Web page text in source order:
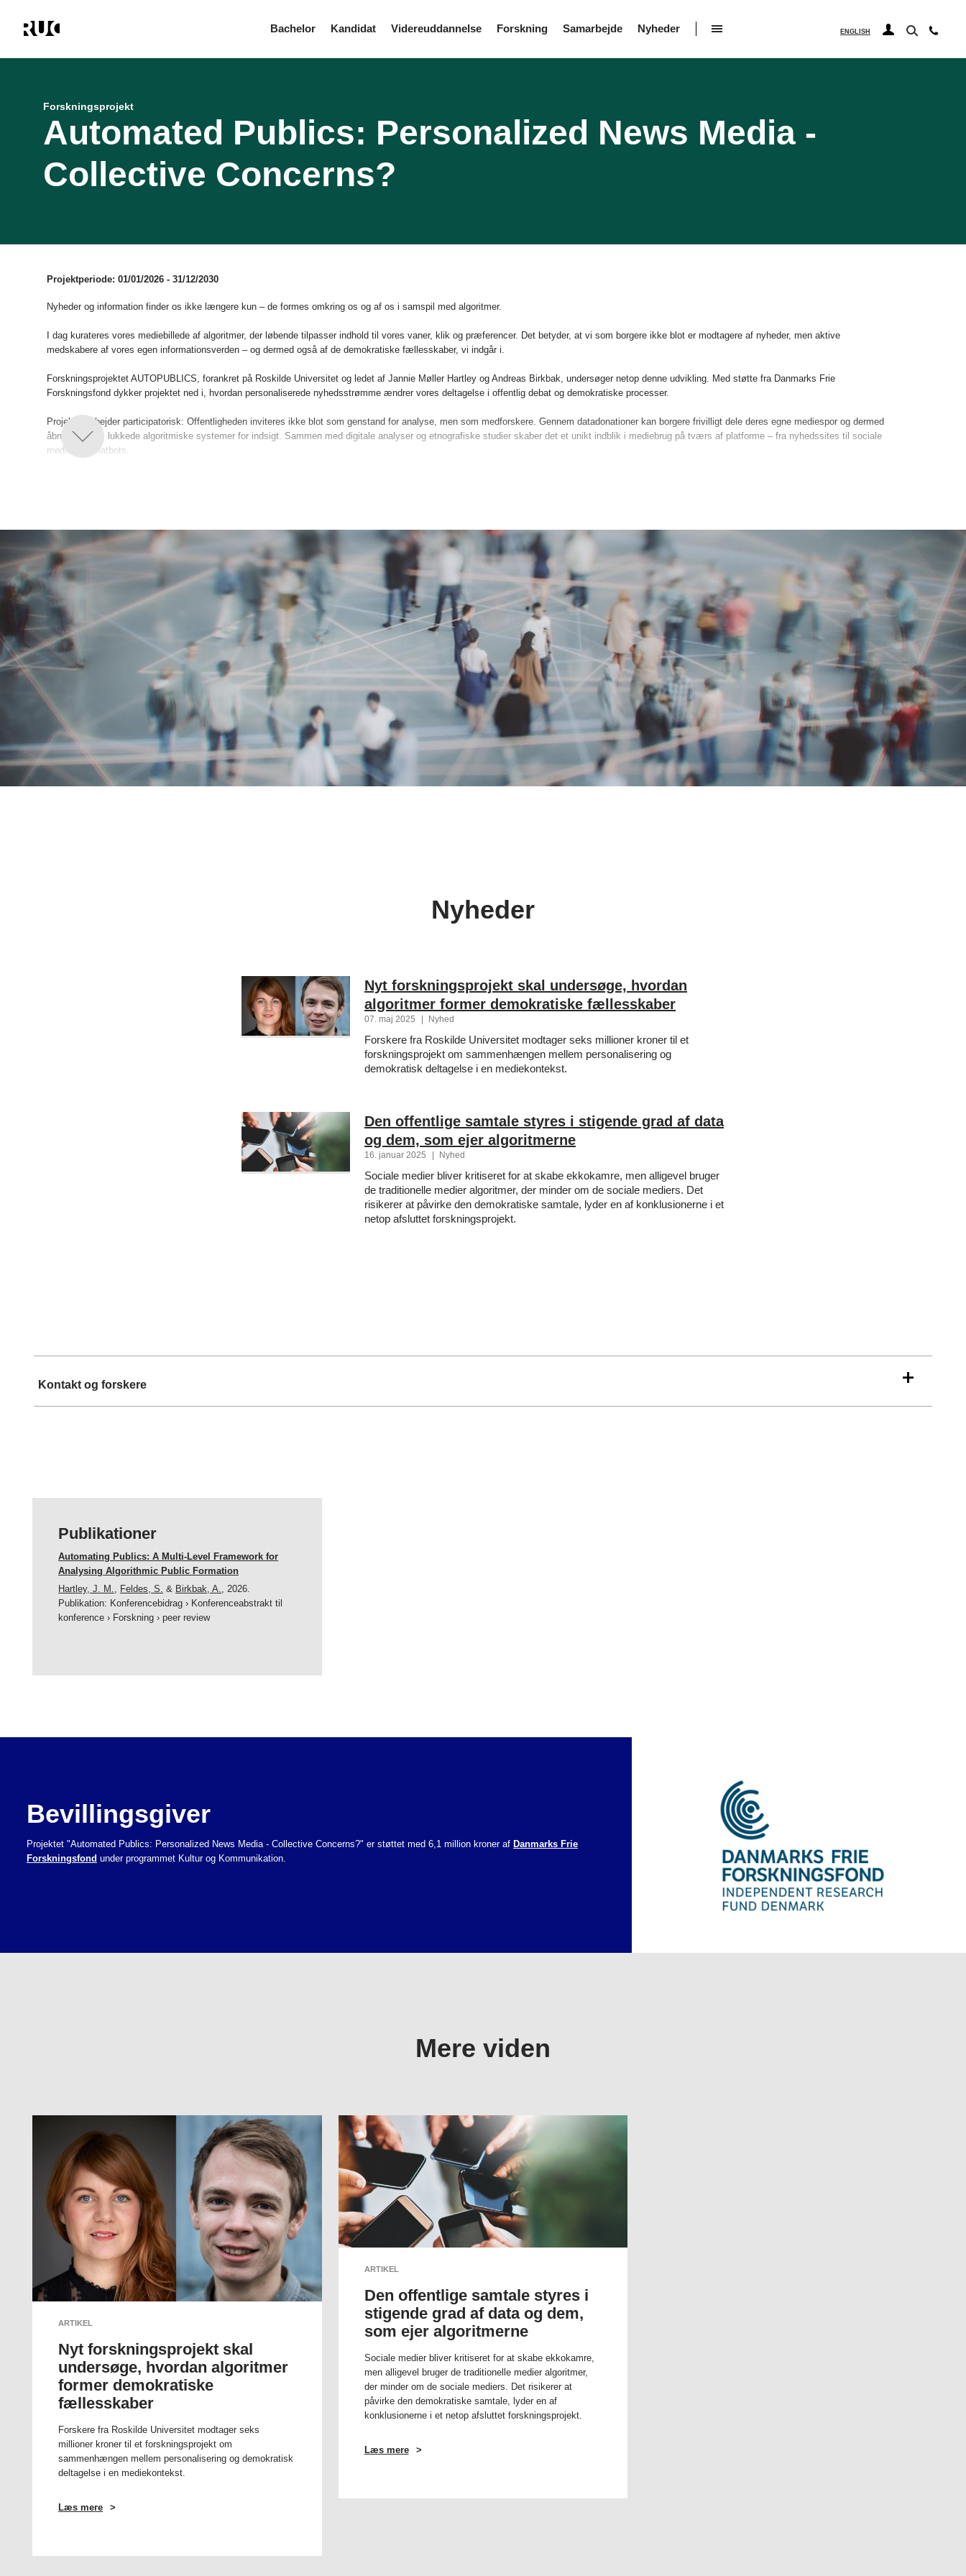
Bachelor Kandidat Videreuddannelse Forskning Samarbejde Nyheder ENGLISH
Forskningsprojekt
Automated Publics: Personalized News Media -
Collective Concerns?
Projektperiode: 01/01/2026 - 31/12/2030
Nyheder og information finder os ikke længere kun – de formes omkring os og af os i samspil med algoritmer.
I dag kurateres vores mediebillede af algoritmer, der løbende tilpasser indhold til vores vaner, klik og præferencer. Det betyder, at vi som borgere ikke blot er modtagere af nyheder, men aktive
medskabere af vores egen informationsverden – og dermed også af de demokratiske fællesskaber, vi indgår i.
Forskningsprojektet AUTOPUBLICS, forankret på Roskilde Universitet og ledet af Jannie Møller Hartley og Andreas Birkbak, undersøger netop denne udvikling. Med støtte fra Danmarks Frie
Forskningsfond dykker projektet ned i, hvordan personaliserede nyhedsstrømme ændrer vores deltagelse i offentlig debat og demokratiske processer.
Projektet arbejder participatorisk: Offentligheden inviteres ikke blot som genstand for analyse, men som medforskere. Gennem datadonationer kan borgere frivilligt dele deres egne mediespor og dermed
åbne de ellers lukkede algoritmiske systemer for indsigt. Sammen med digitale analyser og etnografiske studier skaber det et unikt indblik i mediebrug på tværs af platforme – fra nyhedssites til sociale
medier og chatbots.
Nyheder
Nyt forskningsprojekt skal undersøge, hvordan
algoritmer former demokratiske fællesskaber
07. maj 2025 Nyhed
Forskere fra Roskilde Universitet modtager seks millioner kroner til et
forskningsprojekt om sammenhængen mellem personalisering og
demokratisk deltagelse i en mediekontekst.
Den offentlige samtale styres i stigende grad af data
og dem, som ejer algoritmerne
16. januar 2025 Nyhed
Sociale medier bliver kritiseret for at skabe ekkokamre, men alligevel bruger
de traditionelle medier algoritmer, der minder om de sociale mediers. Det
risikerer at påvirke den demokratiske samtale, lyder en af konklusionerne i et
netop afsluttet forskningsprojekt.
Kontakt og forskere
Publikationer
Automating Publics: A Multi-Level Framework for
Analysing Algorithmic Public Formation
Hartley, J. M., Feldes, S. & Birkbak, A.,2026.
Publikation: Konferencebidrag › Konferenceabstrakt til
konference › Forskning ›peer review
Bevillingsgiver
Projektet "Automated Publics: Personalized News Media - Collective Concerns?" er støttet med 6,1 million kroner af Danmarks Frie
Forskningsfond under programmet Kultur og Kommunikation.
Mere viden
ARTIKEL
Nyt forskningsprojekt skal
undersøge, hvordan algoritmer
former demokratiske
fællesskaber
Forskere fra Roskilde Universitet modtager seks
millioner kroner til et forskningsprojekt om
sammenhængen mellem personalisering og demokratisk
deltagelse i en mediekontekst.
Læs mere OM
ALGORITMER
ARTIKEL
Den offentlige samtale styres i
stigende grad af data og dem,
som ejer algoritmerne
Sociale medier bliver kritiseret for at skabe ekkokamre,
men alligevel bruger de traditionelle medier algoritmer,
der minder om de sociale mediers. Det risikerer at
påvirke den demokratiske samtale, lyder en af
konklusionerne i et netop afsluttet forskningsprojekt.
Læs mereOM
STIGENDE